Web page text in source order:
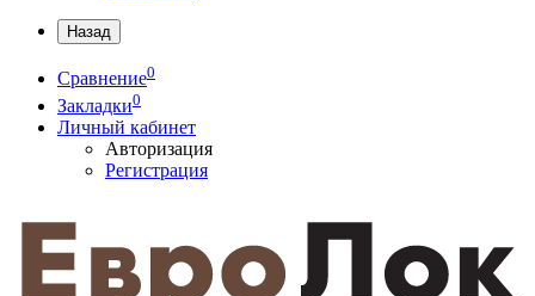
Назад
Сравнение0
Закладки0
Личный кабинет
Авторизация
Регистрация